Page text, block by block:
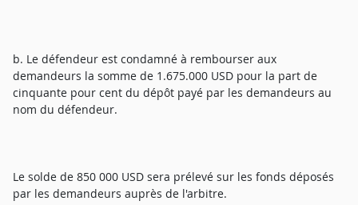
b. Le défendeur est condamné à rembourser aux
demandeurs la somme de 1.675.000 USD pour la part de
cinquante pour cent du dépôt payé par les demandeurs au
nom du défendeur.
Le solde de 850 000 USD sera prélevé sur les fonds déposés
par les demandeurs auprès de l'arbitre.